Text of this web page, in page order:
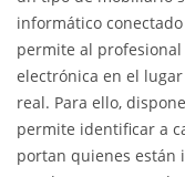
informático
permite al
electrónica en el
real. Para ello,
permite identificar a
portan quienes están